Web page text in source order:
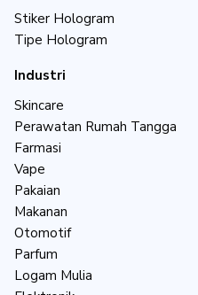
Stiker Hologram
Tipe Hologram
Industri
Skincare
Perawatan Rumah Tangga
Farmasi
Vape
Pakaian
Makanan
Otomotif
Parfum
Logam Mulia